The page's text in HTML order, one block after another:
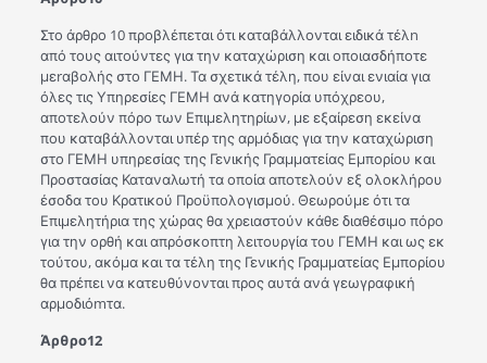
Στο άρθρο 10 προβλέπεται ότι καταβάλλονται ειδικά τέλn
από τους αιτούντες για την καταχώριση και οποιασδήποτε
μεrαβολής στο ΓΕΜΗ. Τα σχετικά τέλη, που είναι ενιαία για
όλες τις Υπηρεσίες ΓΕΜΗ ανά κατηγορία υπόχρεου,
αποτελούν πόρο των Επιμελητηρίων, με εξαίρεση εκείνα
που καταβάλλονται υπέρ της αρμόδιας για την καταχώριση
στο ΓΕΜΗ υπηρεσίας της Γενικής Γραμματείας Εμπορίου και
Προστασίας Καταναλωτή τα οποία αποτελούν εξ ολοκλήρου
έσοδα του Κρατικού Προϋπολογισμού. Θεωρούμε ότι τα
Επιμελητήρια της χώρας θα χρειαστούν κάθε διαθέσιμο πόρο
για την ορθή και απρόσκοπτη λειτουργία του ΓΕΜΗ και ως εκ
τούτου, ακόμα και τα τέλη της Γενικής Γραμματείας Εμπορίου
θα πρέπει να κατευθύνονται προς αυτά ανά γεωγραφική
αρμοδιόmτα.
Άρθρο12